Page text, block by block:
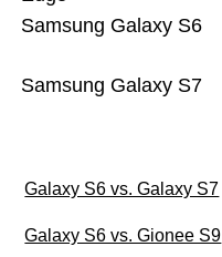
Samsung Galaxy S7
Samsung Galaxy S6
Galaxy S6 vs. Galaxy S7
Galaxy S6 vs. Gionee S9